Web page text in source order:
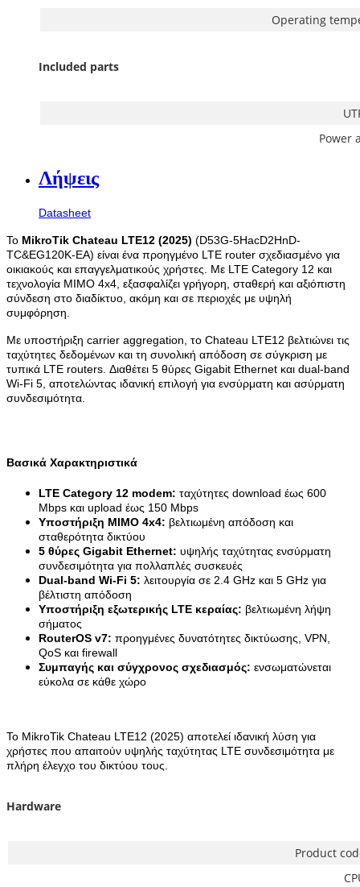
Operating
Included parts
Power
Λήψεις
Datasheet
Το MikroTik Chateau LTE12 (2025) (D53G-5HacD2HnD-
TC&EG120K-EA) είναι ένα προηγμένο LTE router σχεδιασμένο για
οικιακούς και επαγγελματικούς χρήστες. Με LTE Category 12 και
τεχνολογία MIMO 4x4, εξασφαλίζει γρήγορη, σταθερή και αξιόπιστη
σύνδεση στο διαδίκτυο, ακόμη και σε περιοχές με υψηλή
συμφόρηση.
Με υποστήριξη carrier aggregation, το Chateau LTE12 βελτιώνει τις
ταχύτητες δεδομένων και τη συνολική απόδοση σε σύγκριση με
τυπικά LTE routers. Διαθέτει 5 θύρες Gigabit Ethernet και dual-band
Wi-Fi 5, αποτελώντας ιδανική επιλογή για ενσύρματη και ασύρματη
συνδεσιμότητα.
Βασικά Χαρακτηριστικά
LTE Category 12 modem: ταχύτητες download έως 600
Mbps και upload έως 150 Mbps
Υποστήριξη MIMO 4x4: βελτιωμένη απόδοση και
σταθερότητα δικτύου
5 θύρες Gigabit Ethernet: υψηλής ταχύτητας ενσύρματη
συνδεσιμότητα για πολλαπλές συσκευές
Dual-band Wi-Fi 5: λειτουργία σε 2.4 GHz και 5 GHz για
βέλτιστη απόδοση
Υποστήριξη εξωτερικής LTE κεραίας: βελτιωμένη λήψη
σήματος
RouterOS v7: προηγμένες δυνατότητες δικτύωσης, VPN,
QoS και firewall
Συμπαγής και σύγχρονος σχεδιασμός: ενσωματώνεται
εύκολα σε κάθε χώρο
Το MikroTik Chateau LTE12 (2025) αποτελεί ιδανική λύση για
χρήστες που απαιτούν υψηλής ταχύτητας LTE συνδεσιμότητα με
πλήρη έλεγχο του δικτύου τους.
Hardware
Product